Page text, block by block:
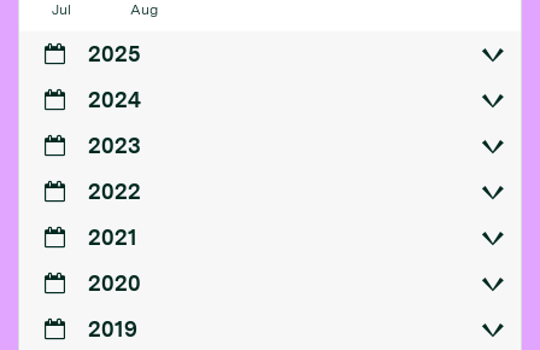
Jul Aug
2025
2024
2023
2022
2021
2020
2019